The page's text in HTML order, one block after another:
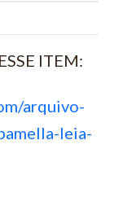
ITEM:
arquivo-
leia-